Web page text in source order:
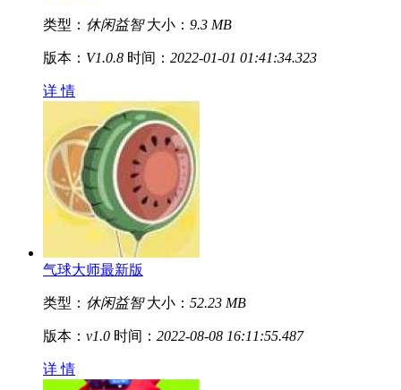
类型： 休闲益智 大小： 9.3 MB
版本： V1.0.8 时间： 2022-01-01 01:41:34.323
详 情
气球大师最新版
类型： 休闲益智 大小： 52.23 MB
版本： v1.0 时间： 2022-08-08 16:11:55.487
详 情